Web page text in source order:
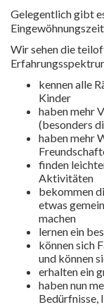
Gelegentlich gibt
Wir sehen die
kennen alle
Kinder
haben mehr
(besonders
haben mehr
finden
Aktivitäten
bekommen
etwas
machen
lernen ein
können sich
und können
erhalten ein
haben nun
Bedürfnisse,